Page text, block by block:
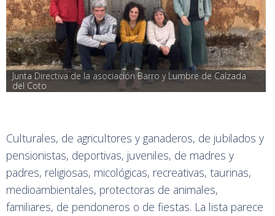
Junta Directiva de la asociación Barro y Lumbre de Calzada
del Coto
Culturales, de agricultores y ganaderos, de jubilados y
pensionistas, deportivas, juveniles, de madres y
padres, religiosas, micológicas, recreativas, taurinas,
medioambientales, protectoras de animales,
familiares, de pendoneros o de fiestas. La lista parece